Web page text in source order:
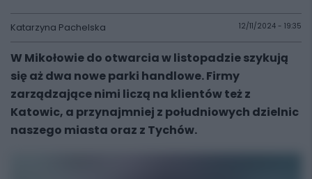
Katarzyna Pachelska 12/11/2024 - 19:35
W Mikołowie do otwarcia w listopadzie szykują
się aż dwa nowe parki handlowe. Firmy
zarządzające nimi liczą na klientów też z
Katowic, a przynajmniej z południowych dzielnic
naszego miasta oraz z Tychów.